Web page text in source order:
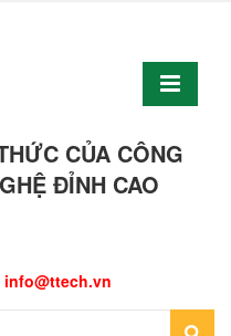
CỦA CÔNG
ĐỈNH CAO
info@ttech.vn